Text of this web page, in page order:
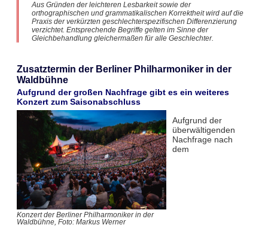
Aus Gründen der leichteren Lesbarkeit sowie der
orthographischen und grammatikalischen Korrektheit wird auf die
Praxis der verkürzten geschlechterspezifischen Differenzierung
verzichtet. Entsprechende Begriffe gelten im Sinne der
Gleichbehandlung gleichermaßen für alle Geschlechter.
Zusatztermin der Berliner Philharmoniker in der
Waldbühne
Aufgrund der großen Nachfrage gibt es ein weiteres
Konzert zum Saisonabschluss
Konzert der Berliner Philharmoniker in der
Waldbühne, Foto: Markus Werner
Aufgrund der
überwältigenden
Nachfrage nach
dem